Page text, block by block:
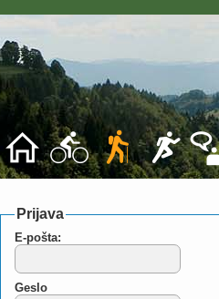
Prijava
E-pošta:
Geslo